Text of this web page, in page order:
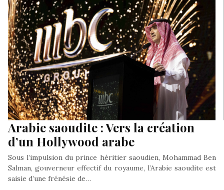
gestation/ Le 22 février, les Algériens marqueront…
Arabie saoudite : Vers la création
d’un Hollywood arabe
Sous l’impulsion du prince héritier saoudien, Mohammad Ben
Salman, gouverneur effectif du royaume, l’Arabie saoudite est
saisie d’une frénésie de…